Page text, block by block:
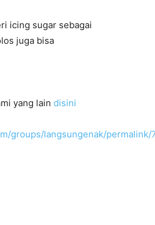
icing sugar sebagai
juga bisa
yang lain disini
groups/langsungenak/